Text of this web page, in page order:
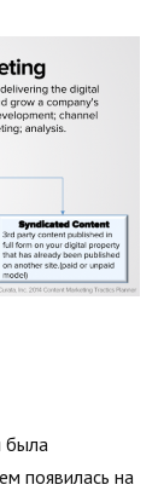
была
появилась на